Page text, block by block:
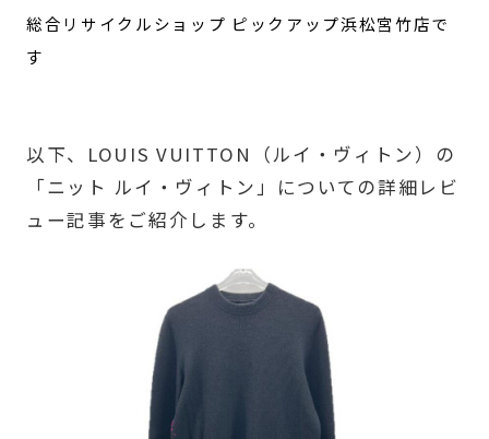
総合リサイクルショップ ピックアップ浜松宮竹店で
す
以下、LOUIS VUITTON（ルイ・ヴィトン）の
「ニット ルイ・ヴィトン」についての詳細レビ
ュー記事をご紹介します。